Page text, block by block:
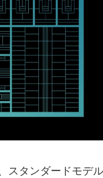
スタンダードモデ